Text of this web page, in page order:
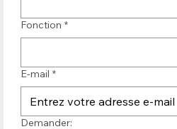
Fonction *
E-mail *
Demander: